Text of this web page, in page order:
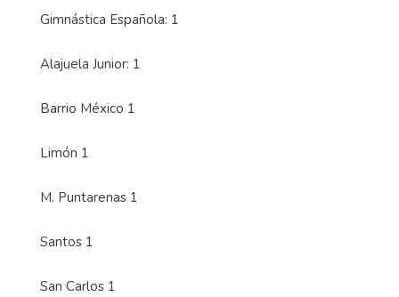
Gimnástica Española: 1
Alajuela Junior: 1
Barrio México 1
Limón 1
M. Puntarenas 1
Santos 1
San Carlos 1